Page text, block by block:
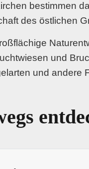
bestimmen
des östlichen
und
und andere